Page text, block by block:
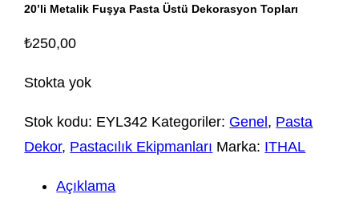
20’li Metalik Fuşya Pasta Üstü Dekorasyon Topları
₺250,00
Stokta yok
Stok kodu: EYL342 Kategoriler: Genel , Pasta
Dekor, Pastacılık Ekipmanları Marka: ITHAL
Açıklama